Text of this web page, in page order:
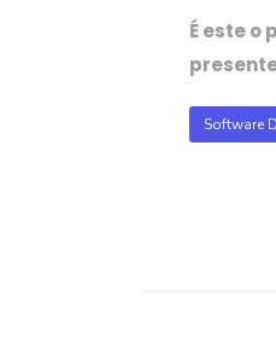
É este o
Software